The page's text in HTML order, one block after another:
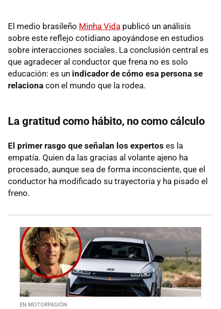
El medio brasileño Minha Vida publicó un análisis
sobre este reflejo cotidiano apoyándose en estudios
sobre interacciones sociales. La conclusión central es
que agradecer al conductor que frena no es solo
educación: es un indicador de cómo esa persona se
relaciona con el mundo que la rodea.
La gratitud como hábito, no como cálculo
El primer rasgo que señalan los expertos es la
empatía. Quien da las gracias al volante ajeno ha
procesado, aunque sea de forma inconsciente, que el
conductor ha modificado su trayectoria y ha pisado el
freno.
EN MOTORPASIÓN